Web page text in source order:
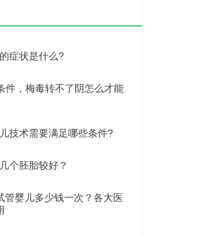
症状是什么?
件，梅毒转不了阴怎么才能
技术需要满足哪些条件?
个胚胎较好？
管婴儿多少钱一次？各大医